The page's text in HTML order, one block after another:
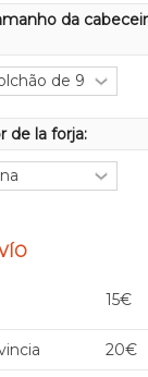
da
de la forja:
15€
20€